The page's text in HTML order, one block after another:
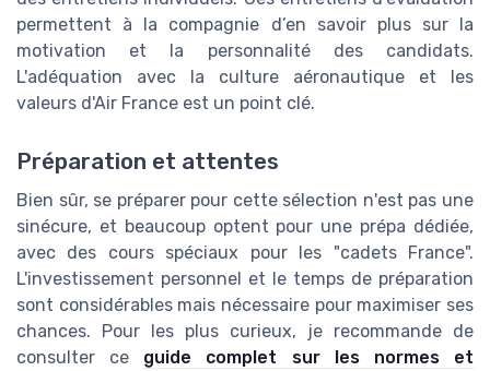
permettent à la compagnie d’en savoir plus sur la
motivation et la personnalité des candidats.
L'adéquation avec la culture aéronautique et les
valeurs d'Air France est un point clé.
Préparation et attentes
Bien sûr, se préparer pour cette sélection n'est pas une
sinécure, et beaucoup optent pour une prépa dédiée,
avec des cours spéciaux pour les "cadets France".
L'investissement personnel et le temps de préparation
sont considérables mais nécessaire pour maximiser ses
chances. Pour les plus curieux, je recommande de
consulter ce guide complet sur les normes et